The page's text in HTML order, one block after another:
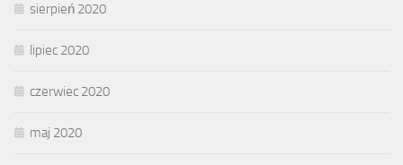
sierpień 2020
lipiec 2020
czerwiec 2020
maj 2020